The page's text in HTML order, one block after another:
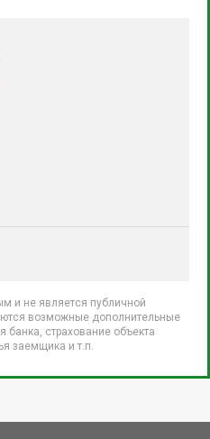
и не является публичной
возможные дополнительные
банка, страхование объекта
заемщика и т.п.